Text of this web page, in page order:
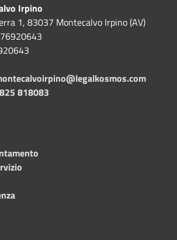
Irpino
1, 83037 Montecalvo Irpino (AV)
818083